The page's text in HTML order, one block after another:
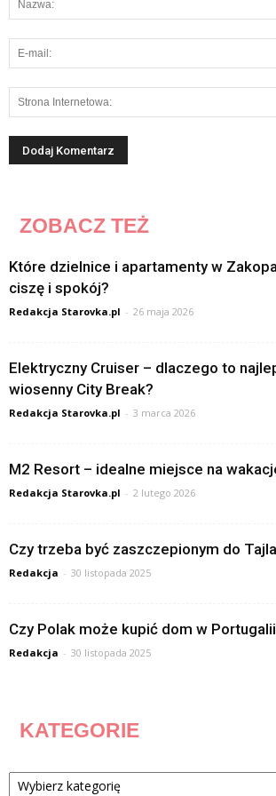
ZOBACZ TEŻ
Które dzielnice i apartamenty w
ciszę i spokój?
Redakcja Starovka.pl - 26 maja 2026
Elektryczny Cruiser – dlaczego to
wiosenny City Break?
Redakcja Starovka.pl - 3 marca 2026
M2 Resort – idealne miejsce na
Redakcja Starovka.pl - 2 lutego 2026
Czy trzeba być zaszczepionym do
Redakcja - 30 listopada 2025
Czy Polak może kupić dom w
Redakcja - 30 listopada 2025
KATEGORIE
Kategorie